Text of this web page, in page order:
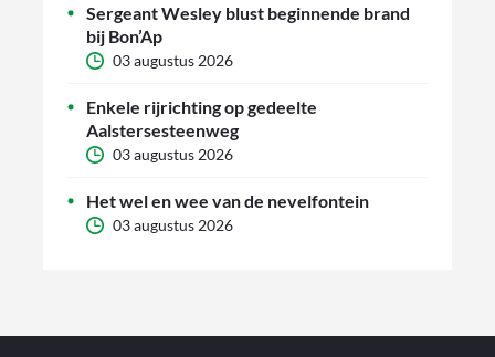
Sergeant Wesley blust beginnende brand
bij Bon’Ap
03 augustus 2026
Enkele rijrichting op gedeelte
Aalstersesteenweg
03 augustus 2026
Het wel en wee van de nevelfontein
03 augustus 2026